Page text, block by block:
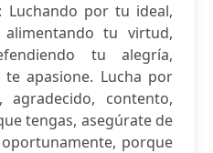
Luchando por tu ideal,
tu virtud,
tu alegría,
apasione. Lucha por
agradecido, contento,
tengas, asegúrate de
porque